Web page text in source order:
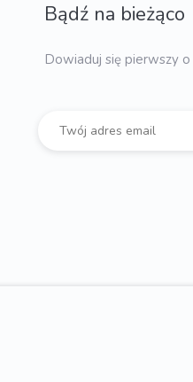
Bądź na bieżąco
Dowiaduj się pierwszy